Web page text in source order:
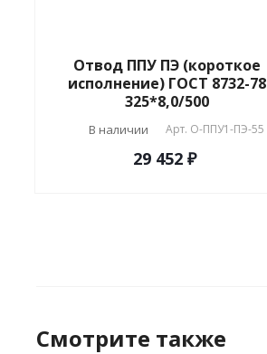
Отвод ППУ ПЭ (короткое
исполнение) ГОСТ 8732-78
325*8,0/500
В наличии Арт. О-ППУ1-ПЭ-55
29 452 ₽
Смотрите также